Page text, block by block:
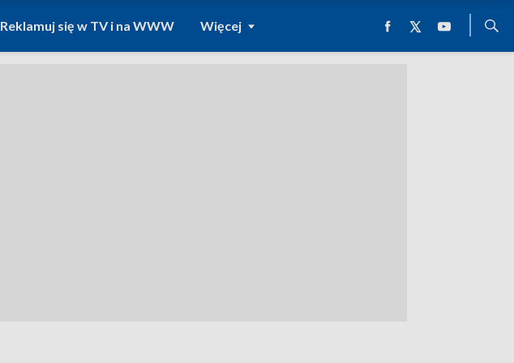
Reklamuj się w TV i na WWW Więcej